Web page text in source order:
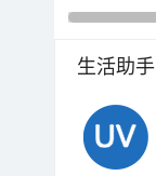
生活助手